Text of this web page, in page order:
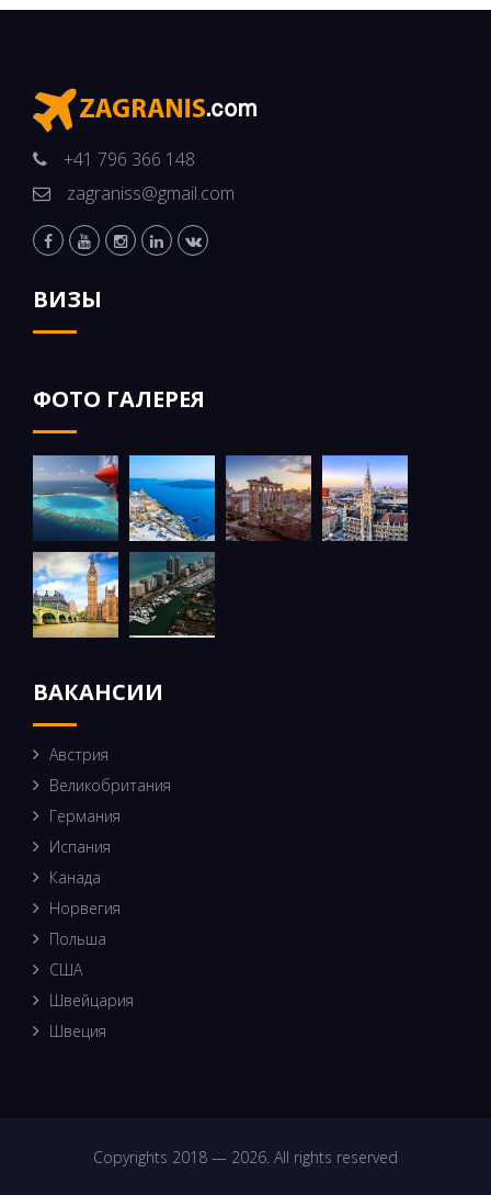
+41 796 366 148
zagraniss@gmail.com
ВИЗЫ
ФОТО ГАЛЕРЕЯ
ВАКАНСИИ
Австрия
Великобритания
Германия
Испания
Канада
Норвегия
Польша
США
Швейцария
Швеция
Copyrights 2018 — 2026. All rights reserved